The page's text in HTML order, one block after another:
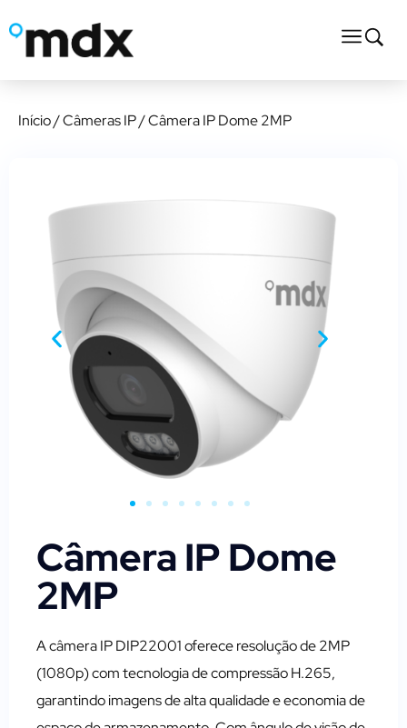
Início/Câmeras IP/ Câmera IP Dome 2MP
Câmera IP Dome
2MP
A câmera IP DIP22001 oferece resolução de 2MP
(1080p) com tecnologia de compressão H.265,
garantindo imagens de alta qualidade e economia de